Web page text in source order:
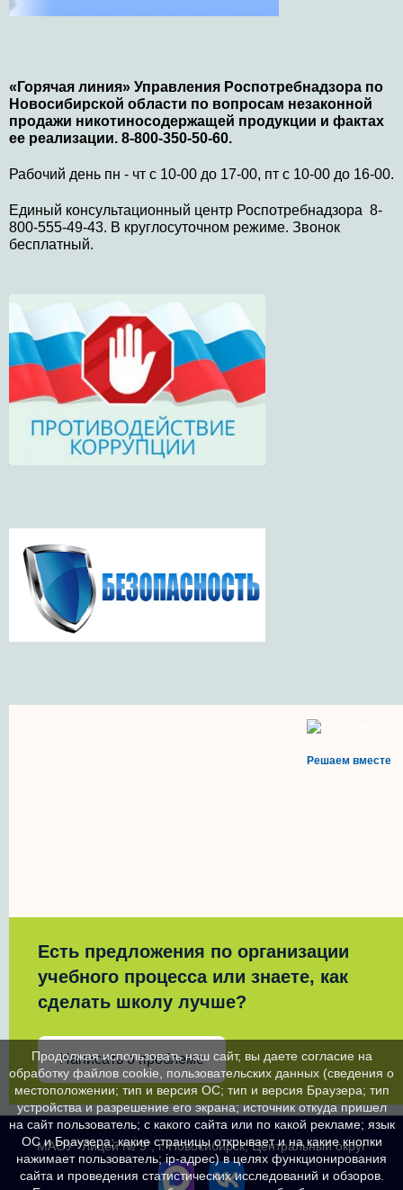
«Горячая линия» Управления Роспотребнадзора по
Новосибирской области по вопросам незаконной
продажи никотиносодержащей продукции и фактах
ее реализации. 8-800-350-50-60.
Рабочий день пн - чт с 10-00 до 17-00, пт с 10-00 до 16-00.
Единый консультационный центр Роспотребнадзора 8-
800-555-49-43. В круглосуточном режиме. Звонок
бесплатный.
Решаем вместе
Есть предложения по организации
учебного процесса или знаете, как
сделать школу лучше?
Написать о проблеме
МАОУ "Лицей № 9", г. Новосибирск, Центральный округ
Продолжая использовать наш сайт, вы даете согласие на
обработку файлов cookie, пользовательских данных (сведения о
местоположении; тип и версия ОС; тип и версия Браузера; тип
устройства и разрешение его экрана; источник откуда пришел
на сайт пользователь; с какого сайта или по какой рекламе; язык
ОС и Браузера; какие страницы открывает и на какие кнопки
нажимает пользователь; ip-адрес) в целях функционирования
сайта и проведения статистических исследований и обзоров.